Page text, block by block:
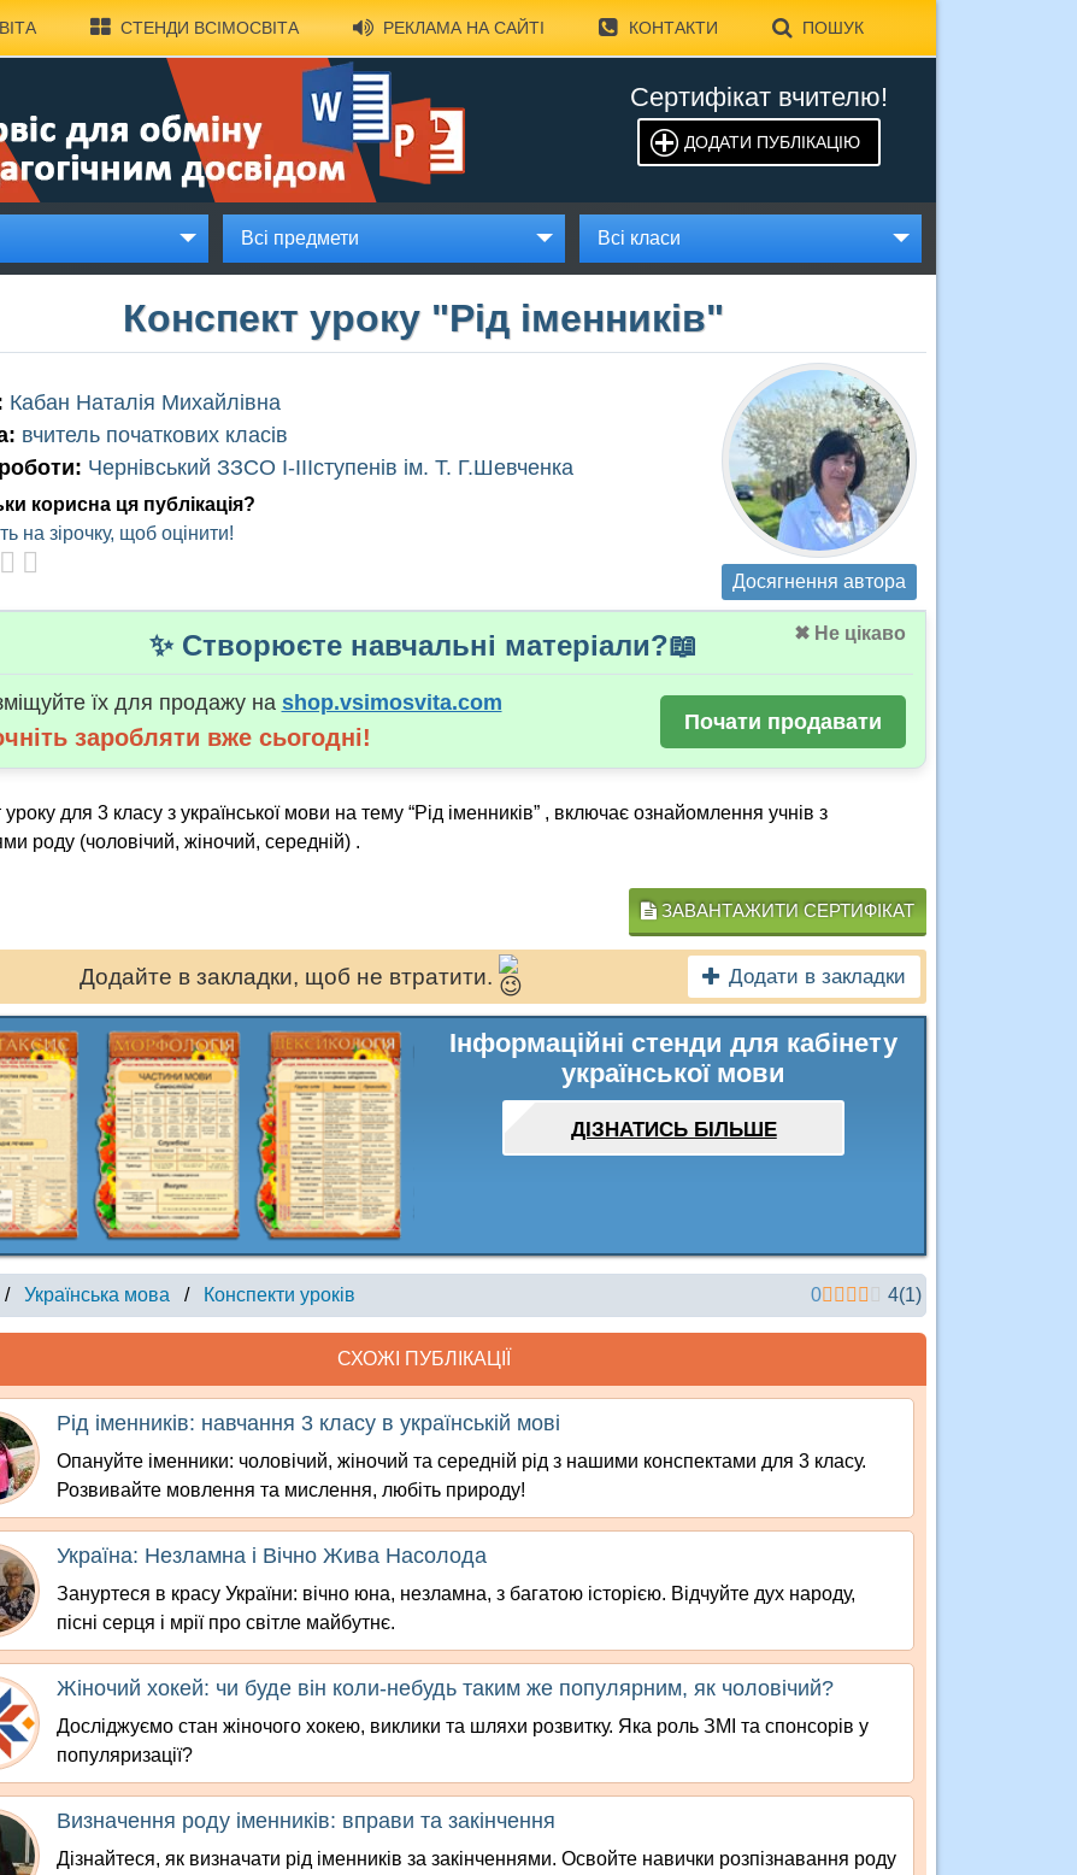
СТЕНДИ ВСІМОСВІТА РЕКЛАМА НА САЙТІ КОНТАКТИ ПОШУК
Сертифікат вчителю!
ДОДАТИ ПУБЛІКАЦІЮ
Всі предмети Всі класи
Конспект уроку "Рід іменників"
Кабан Наталія Михайлівна
вчитель початкових класів
Чернівський ЗЗСО І-ІІІступенів ім. Т. Г.Шевченка
корисна ця публікація?
на зірочку, щоб оцінити!
Досягнення автора
✖ Не цікаво
✨ Створюєте навчальні матеріали?📖
їх для продажу на shop.vsimosvita.com
заробляти вже сьогодні!
Почати продавати
уроку для 3 класу з української мови на тему “Рід іменників” , включає ознайомлення учнів з
роду (чоловічий, жіночий, середній) .
ЗАВАНТАЖИТИ СЕРТИФІКАТ
Додайте в закладки, щоб не втратити. Додати в закладки
Інформаційні стенди для кабінету
української мови
ДІЗНАТИСЬ БІЛЬШЕ
/ Українська мова / Конспекти уроків 0 4(1)
СХОЖІ ПУБЛІКАЦІЇ
Рід іменників: навчання 3 класу в українській мові
Опануйте іменники: чоловічий, жіночий та середній рід з нашими конспектами для 3 класу.
Розвивайте мовлення та мислення, любіть природу!
Україна: Незламна і Вічно Жива Насолода
Зануртеся в красу України: вічно юна, незламна, з багатою історією. Відчуйте дух народу,
пісні серця і мрії про світле майбутнє.
Жіночий хокей: чи буде він коли-небудь таким же популярним, як чоловічий?
Досліджуємо стан жіночого хокею, виклики та шляхи розвитку. Яка роль ЗМІ та спонсорів у
популяризації?
Визначення роду іменників: вправи та закінчення
Дізнайтеся, як визначати рід іменників за закінченнями. Освойте навички розпізнавання роду